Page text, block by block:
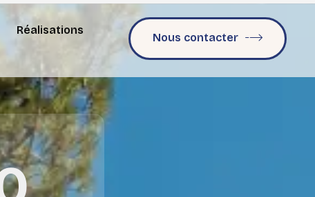
Réalisations
Nous contacter